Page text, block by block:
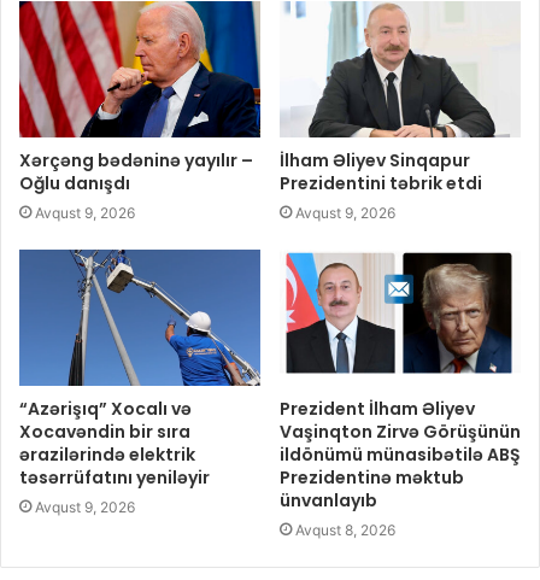
Xərçəng bədəninə yayılır –
Oğlu danışdı
Avqust 9, 2026
İlham Əliyev Sinqapur
Prezidentini təbrik etdi
Avqust 9, 2026
“Azərişıq” Xocalı və
Xocavəndin bir sıra
ərazilərində elektrik
təsərrüfatını yeniləyir
Avqust 9, 2026
Prezident İlham Əliyev
Vaşinqton Zirvə Görüşünün
ildönümü münasibətilə ABŞ
Prezidentinə məktub
ünvanlayıb
Avqust 8, 2026